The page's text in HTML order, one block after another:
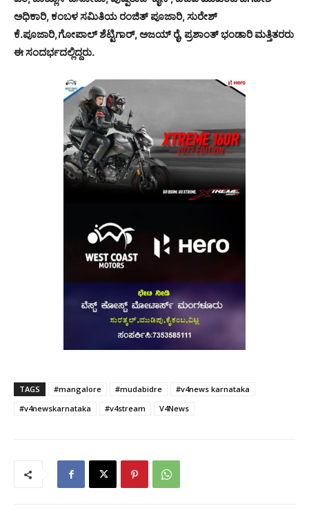
ಅಧಿಕಾರಿ, ಕಂಬಳ ಸಮಿತಿಯ ರಂಜಿತ್ ಪೂಜಾರಿ, ಸುರೇಶ್
ಕೆ.ಪೂಜಾರಿ,ಗೋಪಾಲ್ ಶೆಟ್ಟಿಗಾರ್, ಅಜಯ್ ರೈ, ಪ್ರಶಾಂತ್ ಭಂಡಾರಿ ಮತ್ತಿತರರು
ಈ ಸಂದರ್ಭದಲ್ಲಿದ್ದರು.
TAGS #mangalore #mudabidre
#v4news karnataka
#v4newskarnataka
#v4stream V4News